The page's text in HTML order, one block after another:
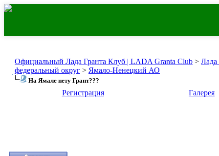
Официальный Лада Гранта Клуб | LADA Granta Club > Лада
федеральный округ > Ямало-Ненецкий АО
На Ямале нету Грант???
Регистрация Галерея